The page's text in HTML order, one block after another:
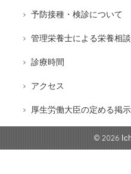
予防接種・検診について
管理栄養⼠による栄養相談
診療時間
アクセス
厚生労働大臣の定める掲
© 2026